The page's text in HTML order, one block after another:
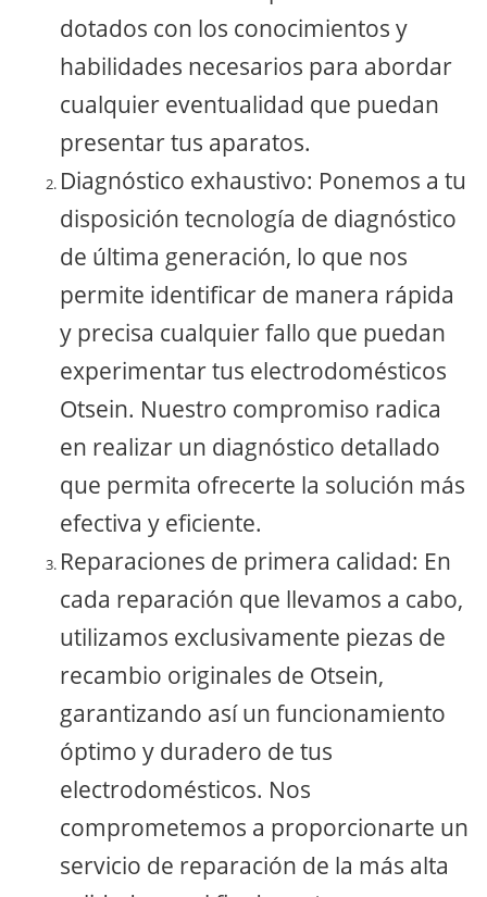
dotados con los conocimientos y
habilidades necesarios para abordar
cualquier eventualidad que puedan
presentar tus aparatos.
Diagnóstico exhaustivo: Ponemos a tu
disposición tecnología de diagnóstico
de última generación, lo que nos
permite identificar de manera rápida
y precisa cualquier fallo que puedan
experimentar tus electrodomésticos
Otsein. Nuestro compromiso radica
en realizar un diagnóstico detallado
que permita ofrecerte la solución más
efectiva y eficiente.
Reparaciones de primera calidad: En
cada reparación que llevamos a cabo,
utilizamos exclusivamente piezas de
recambio originales de Otsein,
garantizando así un funcionamiento
óptimo y duradero de tus
electrodomésticos. Nos
comprometemos a proporcionarte un
servicio de reparación de la más alta